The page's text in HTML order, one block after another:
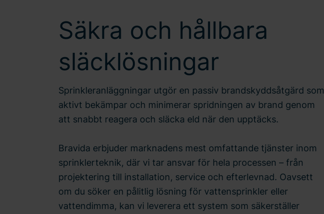
Säkra och hållbara
släcklösningar
Sprinkleranläggningar utgör en passiv brandskyddsåtgärd som
aktivt bekämpar och minimerar spridningen av brand genom
att snabbt reagera och släcka eld när den upptäcks.
Bravida erbjuder marknadens mest omfattande tjänster inom
sprinklerteknik, där vi tar ansvar för hela processen – från
projektering till installation, service och efterlevnad. Oavsett
om du söker en pålitlig lösning för vattensprinkler eller
vattendimma, kan vi leverera ett system som säkerställer